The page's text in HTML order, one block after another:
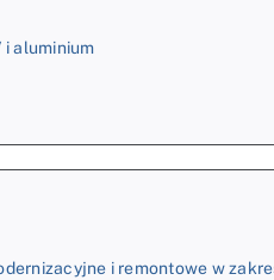
i aluminium
i remontowe w